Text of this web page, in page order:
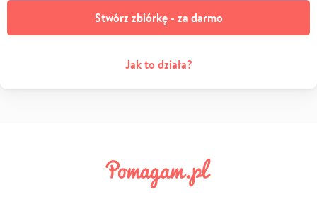
Stwórz zbiórkę - za darmo
Jak to działa?